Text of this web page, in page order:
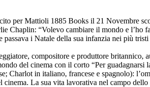
per Mattioli 1885 Books il 21 Novembre
Chaplin: “Volevo cambiare il mondo e l’ho
i Natale della sua infanzia nei più
compositore e produttore
del cinema con il corto “Per
Charlot in italiano, francese e spagnolo):
La sua vita lavorativa nel campo